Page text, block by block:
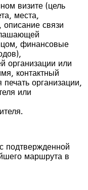
визите (цель
места,
связи
финансовые
или
контактный
организации,
или
подтвержденной
маршрута в